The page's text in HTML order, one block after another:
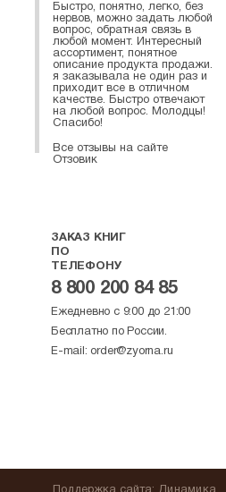
Быстро, понятно, легко, без
нервов, можно задать любой
вопрос, обратная связь в
любой момент. Интересный
ассортимент, понятное
описание продукта продажи.
я заказывала не один раз и
приходит все в отличном
качестве. Быстро отвечают
на любой вопрос. Молодцы!
Спасибо!
Все отзывы на сайте
Отзовик
ЗАКАЗ КНИГ
ПО
ТЕЛЕФОНУ
8 800 200 84 85
Ежедневно с 9:00 до 21:00
Бесплатно по России.
E-mail: order@zyorna.ru